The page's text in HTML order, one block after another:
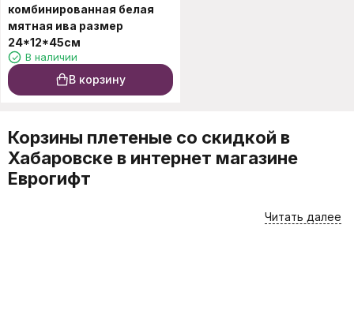
комбинированная белая
мятная ива размер
24*12*45см
В наличии
В корзину
Корзины плетеные со скидкой в
Хабаровске в интернет магазине
Еврогифт
Для того, чтобы купить в Хабаровске такие товары, как
Читать далее